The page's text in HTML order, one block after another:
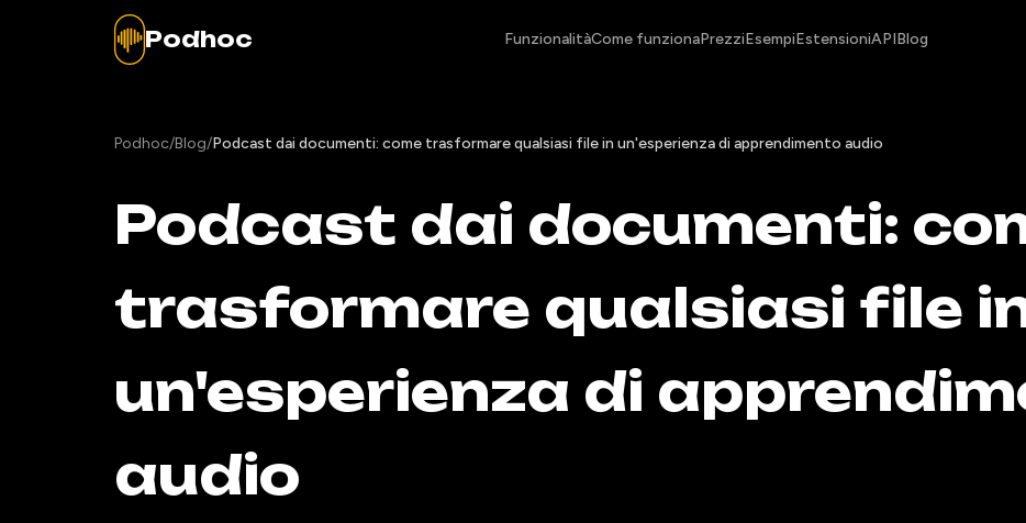
Podhoc FunzionalitàCome funzionaPrezziEsempiEstensioniAPIBlog
Podhoc/Blog/Podcast dai documenti: come trasformare qualsiasi file in un'esperienza di apprendimento audio
Podcast dai documenti:
trasformare qualsiasi file
un'esperienza di
audio